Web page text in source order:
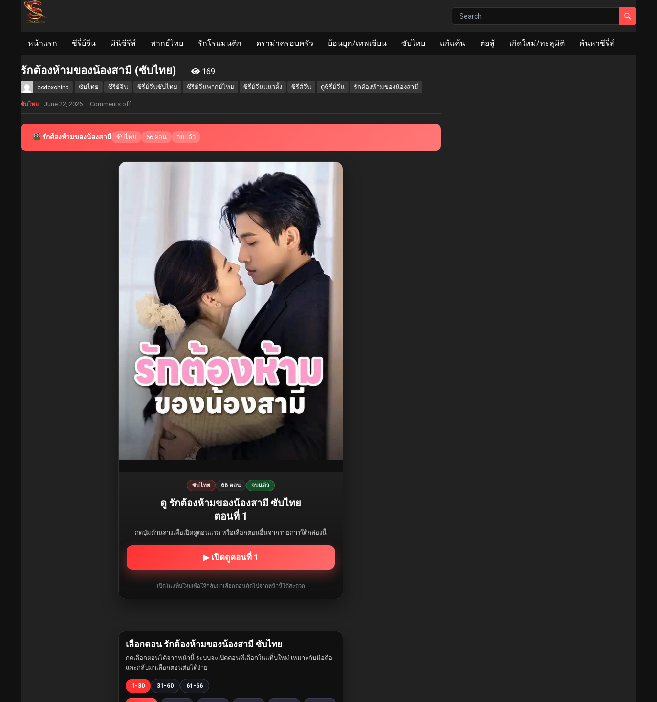
หน้าแรก ซีรี่ย์จีน มินิซีรีส์ พากย์ไทย รักโรแมนติก ดราม่าครอบครัว ย้อนยุค/เทพเซียน ซับไทย แก้แค้น ต่อสู้ เกิดใหม่/ทะลุมิติ ค้นหาซีรี่ส์
รักต้องห้ามของน้องสามี (ซับไทย) 169
codexchina ซับไทย ซีรี่ย์จีน ซีรี่ย์จีนซับไทย ซีรี่ย์จีนพากย์ไทย ซีรี่ย์จีนแนวตั้ง ซีรีส์จีน ดูซีรี่ย์จีน รักต้องห้ามของน้องสามี
ซับไทย June 22, 2026 · Comments off
รักต้องห้ามของน้องสามี ซับไทย 66 ตอน จบแล้ว
ซับไทย 66 ตอน จบแล้ว
ดู รักต้องห้ามของน้องสามี ซับไทย
ตอนที่ 1
กดปุ่มด้านล่างเพื่อเปิดดูตอนแรก หรือเลือกตอนอื่นจากรายการใต้กล่องนี้
▶ เปิดดูตอนที่ 1
เปิดในแท็บใหม่เพื่อให้กลับมาเลือกตอนถัดไปจากหน้านี้ได้สะดวก
เลือกตอน รักต้องห้ามของน้องสามี ซับไทย
กดเลือกตอนได้จากหน้านี้ ระบบจะเปิดตอนที่เลือกในแท็บใหม่ เหมาะกับมือถือ
และกลับมาเลือกตอนต่อได้ง่าย
1-30 31-60 61-66